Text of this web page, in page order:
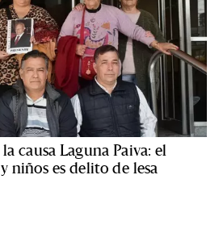
causa Laguna Paiva: el
niños es delito de lesa